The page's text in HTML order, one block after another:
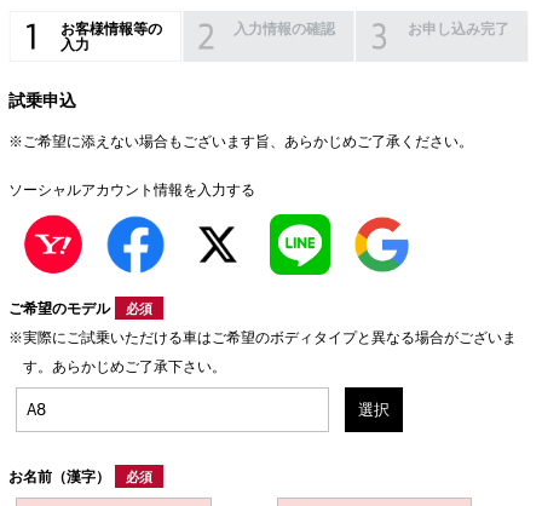
お客様情報等の
入力
入力情報の確認 お申し込み完了
試乗申込
※ご希望に添えない場合もございます旨、あらかじめご了承ください。
ソーシャルアカウント情報を入力する
ご希望のモデル 必須
実際にご試乗いただける車はご希望のボディタイプと異なる場合がございま
す。あらかじめご了承下さい。
選択
お名前（漢字） 必須